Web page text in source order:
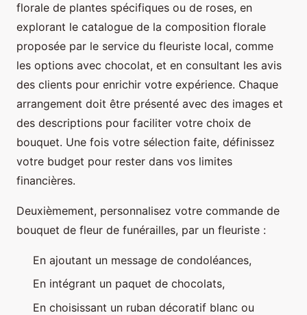
florale de plantes spécifiques ou de roses, en
explorant le catalogue de la composition florale
proposée par le service du fleuriste local, comme
les options avec chocolat, et en consultant les avis
des clients pour enrichir votre expérience. Chaque
arrangement doit être présenté avec des images et
des descriptions pour faciliter votre choix de
bouquet. Une fois votre sélection faite, définissez
votre budget pour rester dans vos limites
financières.
Deuxièmement, personnalisez votre commande de
bouquet de fleur de funérailles, par un fleuriste :
En ajoutant un message de condoléances,
En intégrant un paquet de chocolats,
En choisissant un ruban décoratif blanc ou